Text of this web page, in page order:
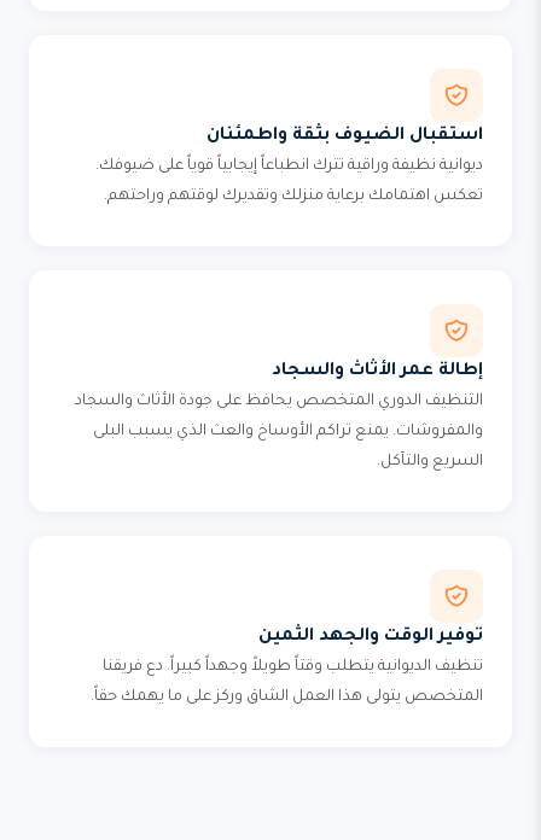
استقبال الضيوف بثقة واطمئنان
ديوانية نظيفة وراقية تترك انطباعاً إيجابياً قوياً على ضيوفك.
تعكس اهتمامك برعاية منزلك وتقديرك لوقتهم وراحتهم.
إطالة عمر الأثاث والسجاد
التنظيف الدوري المتخصص يحافظ على جودة الأثاث والسجاد
والمفروشات. يمنع تراكم الأوساخ والعث الذي يسبب البلى
السريع والتآكل.
توفير الوقت والجهد الثمين
تنظيف الديوانية يتطلب وقتاً طويلاً وجهداً كبيراً. دع فريقنا
المتخصص يتولى هذا العمل الشاق وركز على ما يهمك حقاً.